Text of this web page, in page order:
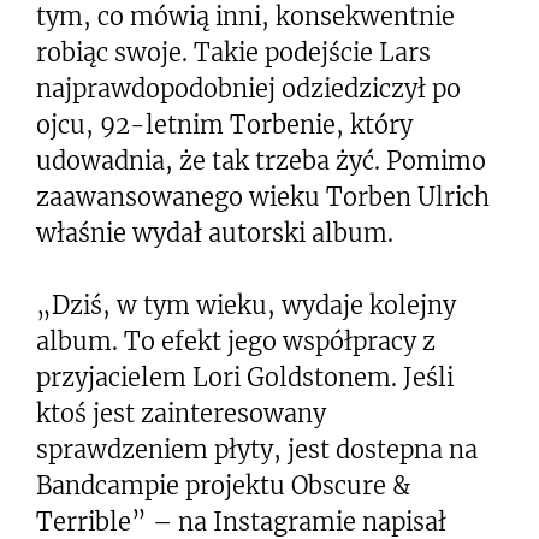
tym, co mówią inni, konsekwentnie
robiąc swoje. Takie podejście Lars
najprawdopodobniej odziedziczył po
ojcu, 92-letnim Torbenie, który
udowadnia, że tak trzeba żyć. Pomimo
zaawansowanego wieku Torben Ulrich
właśnie wydał autorski album.
„Dziś, w tym wieku, wydaje kolejny
album. To efekt jego współpracy z
przyjacielem Lori Goldstonem. Jeśli
ktoś jest zainteresowany
sprawdzeniem płyty, jest dostepna na
Bandcampie projektu Obscure &
Terrible” – na Instagramie napisał